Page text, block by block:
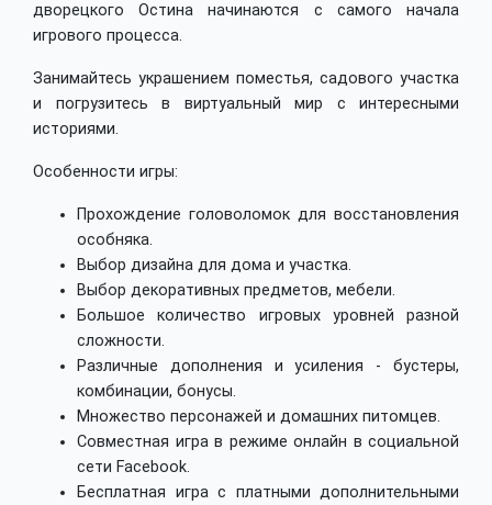
дворецкого Остина начинаются с самого начала
игрового процесса.
Занимайтесь украшением поместья, садового участка
и погрузитесь в виртуальный мир с интересными
историями.
Особенности игры:
Прохождение головоломок для восстановления
особняка.
Выбор дизайна для дома и участка.
Выбор декоративных предметов, мебели.
Большое количество игровых уровней разной
сложности.
Различные дополнения и усиления - бустеры,
комбинации, бонусы.
Множество персонажей и домашних питомцев.
Совместная игра в режиме онлайн в социальной
сети Facebook.
Бесплатная игра с платными дополнительными